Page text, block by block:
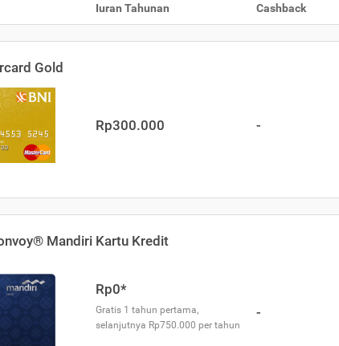
Iuran Tahunan Cashback
Gold
Rp300.000 -
Mandiri Kartu Kredit
Rp0*
Gratis 1 tahun pertama,
selanjutnya Rp750.000 per tahun
-